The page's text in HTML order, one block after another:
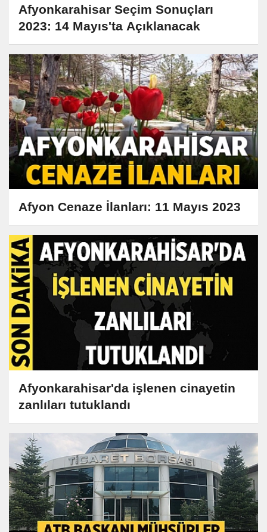
Afyonkarahisar Seçim Sonuçları
2023: 14 Mayıs'ta Açıklanacak
Afyon Cenaze İlanları: 11 Mayıs 2023
Afyonkarahisar'da işlenen cinayetin
zanlıları tutuklandı